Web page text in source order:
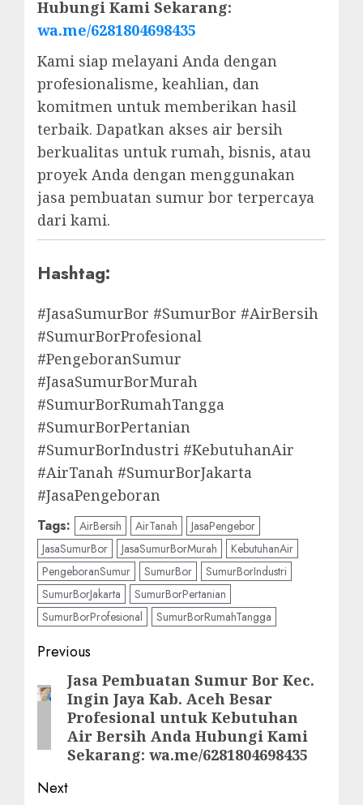
Hubungi Kami Sekarang:
wa.me/6281804698435
Kami siap melayani Anda dengan
profesionalisme, keahlian, dan
komitmen untuk memberikan hasil
terbaik. Dapatkan akses air bersih
berkualitas untuk rumah, bisnis, atau
proyek Anda dengan menggunakan
jasa pembuatan sumur bor terpercaya
dari kami.
Hashtag:
#JasaSumurBor #SumurBor #AirBersih
#SumurBorProfesional
#PengeboranSumur
#JasaSumurBorMurah
#SumurBorRumahTangga
#SumurBorPertanian
#SumurBorIndustri #KebutuhanAir
#AirTanah #SumurBorJakarta
#JasaPengeboran
Tags: AirBersih AirTanah
JasaPengebor
JasaSumurBor
JasaSumurBorMurah
KebutuhanAir
PengeboranSumur
SumurBor
SumurBorIndustri
SumurBorJakarta
SumurBorPertanian
SumurBorProfesional
SumurBorRumahTangga
Post
navigation
Previous
Previous
post:
Jasa Pembuatan Sumur Bor Kec.
Ingin Jaya Kab. Aceh Besar
Profesional untuk Kebutuhan
Air Bersih Anda Hubungi Kami
Sekarang: wa.me/6281804698435
Next